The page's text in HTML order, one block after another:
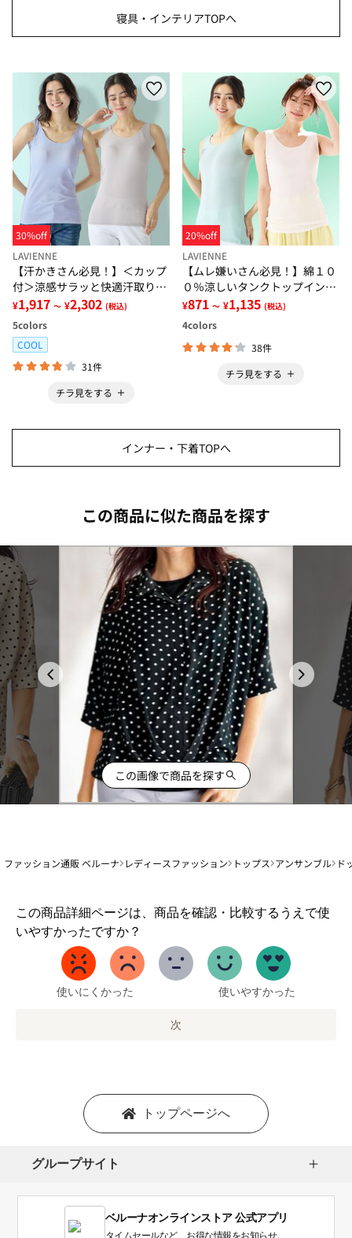
寝具・インテリアTOPへ
30%off
LAVIENNE
【汗かきさん必見！】＜カップ
付＞涼感サラッと快適汗取りタ
ンクトップインナー＜さらりラ
ボ＞
¥1,917 ～ ¥2,302 (税込)
5colors
COOL
31件
チラ見をする
20%off
LAVIENNE
【ムレ嫌いさん必見！】綿１０
０％涼しいタンクトップインナ
ー＜さらりラボ＞
¥871 ～ ¥1,135 (税込)
4colors
38件
チラ見をする
インナー・下着TOPへ
この商品に似た商品を探す
この画像で商品を探す
ファッション通販 ベルーナ レディースファッション トップス アンサンブル ド
この商品詳細ページは、商品を確認・比較するうえで使
いやすかったですか？
1
か
使いにくかった 使いやすかった
次
トップページへ
グループサイト
ベルーナオンラインストア 公式アプリ
タイムセールなど、お得な情報をお知らせ。